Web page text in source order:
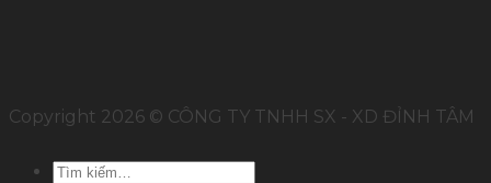
Copyright 2026 © CÔNG TY TNHH SX - XD ĐỈNH TÂM
Tìm